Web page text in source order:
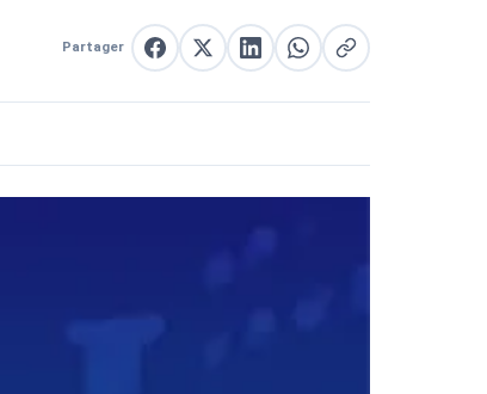
Partager Partager sur Facebook
Partager sur XPartager sur LinkedIn
Partager sur WhatsApp
Copier le lien